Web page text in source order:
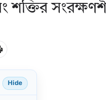
শক্তির
Hide